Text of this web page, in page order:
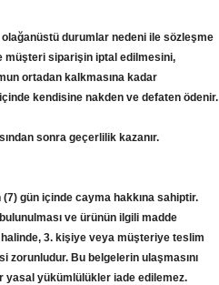
durumlar nedeni ile sözleşme
müşteri siparişin iptal edilmesini,
ortadan kalkmasına kadar
kendisine nakden ve defaten ödenir.
sonra geçerlilik kazanır.
gün içinde cayma hakkına sahiptir.
ve ürünün ilgili madde
halinde, 3. kişiye veya müşteriye teslim
zorunludur. Bu belgelerin ulaşmasını
yasal yükümlülükler iade edilemez.